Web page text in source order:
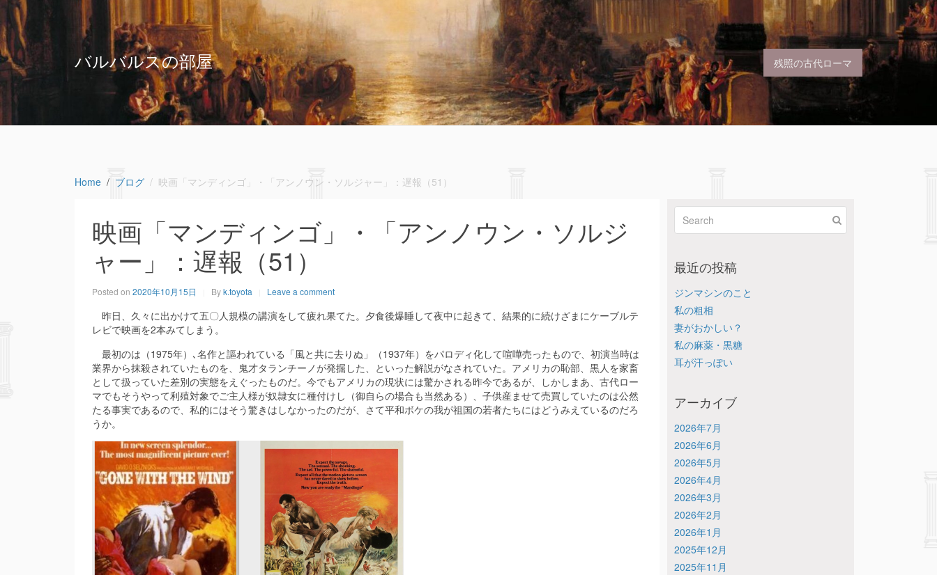
バルバルスの部屋 残照の古代ローマ
Home ブログ 映画「マンディンゴ」・「アンノウン・ソルジャー」：遅報（51）
映画「マンディンゴ」・「アンノウン・ソルジ
ャー」：遅報（51）
Posted on 2020年10月15日 Byk.toyota Leave a comment
昨日、久々に出かけて五〇人規模の講演をして疲れ果てた。夕食後爆睡して夜中に起きて、結果的に続けざまにケーブルテ
レビで映画を2本みてしまう。
最初のは（1975年）､名作と謳われている「風と共に去りぬ」（1937年）をパロディ化して喧嘩売ったもので、初演当時は
業界から抹殺されていたものを、鬼才タランチーノが発掘した、といった解説がなされていた。アメリカの恥部、黒人を家畜
として扱っていた差別の実態をえぐったものだ。今でもアメリカの現状には驚かされる昨今であるが、しかしまあ、古代ロー
マでもそうやって利殖対象でご主人様が奴隷女に種付けし（御自らの場合も当然ある）、子供産ませて売買していたのは公然
たる事実であるので、私的にはそう驚きはしなかったのだが、さて平和ボケの我が祖国の若者たちにはどうみえているのだろ
うか。
最近の投稿
ジンマシンのこと
私の粗相
妻がおかしい？
私の麻薬・黒糖
耳が汗っぽい
アーカイブ
2026年7月
2026年6月
2026年5月
2026年4月
2026年3月
2026年2月
2026年1月
2025年12月
2025年11月